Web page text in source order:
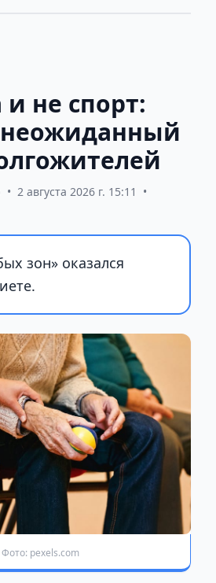
не спорт:
• 2 августа 2026 г. 15:11
•
зон» оказался
Фото: pexels.com